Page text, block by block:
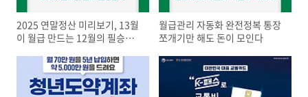
2025 연말정산 미리보기, 13월
이 월급 만드는 12월의 필승전
월급관리 자동화 완전정복 통장
쪼개기만 해도 돈이 모인다